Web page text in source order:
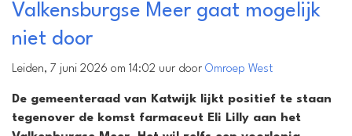
Valkensburgse Meer gaat mogelijk
niet door
Leiden, 7 juni 2026 om 14:02 uur door Omroep West
De gemeenteraad van Katwijk lijkt positief te staan
tegenover de komst farmaceut Eli Lilly aan het